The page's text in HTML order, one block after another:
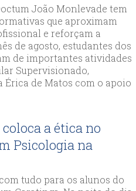
João Monlevade tem
que aproximam
e reforçam a
de agosto, estudantes dos
de importantes atividades
Supervisionado,
de Matos com o apoio
a ética no
Psicologia na
tudo para os alunos do